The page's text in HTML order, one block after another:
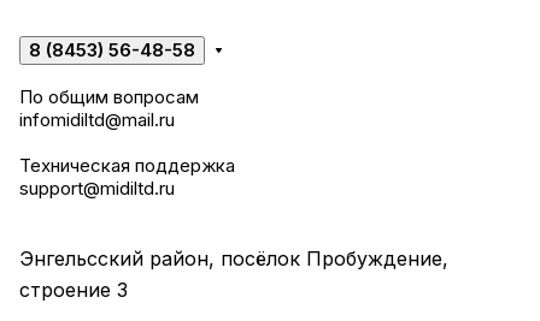
8 (8453) 56-48-58
По общим вопросам
infomidiltd@mail.ru
Техническая поддержка
support@midiltd.ru
Энгельсский район, посёлок Пробуждение,
строение 3